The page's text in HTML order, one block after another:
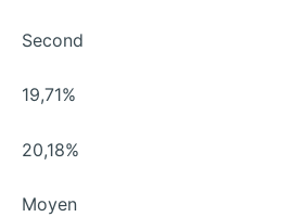
Second
19,71%
20,18%
Moyen